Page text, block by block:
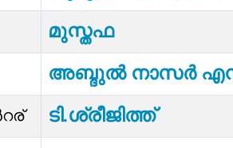
മുസ്തഫ
അബ്ദുല്‍ നാസർ
ടി.ശ്രീജിത്ത്